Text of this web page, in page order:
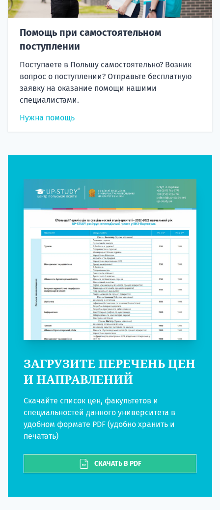
Помощь при самостоятельном
поступлении
Поступаете в Польшу самостоятельно? Возник
вопрос о поступлении? Отправьте бесплатную
заявку на оказание помощи нашими
специалистами.
Нужна помощь
ЗАГРУЗИТЕ ПЕРЕЧЕНЬ ЦЕН
И НАПРАВЛЕНИЙ
Скачайте список цен, факультетов и
специальностей данного университета в
удобном формате PDF (удобно хранить и
печатать)
СКАЧАТЬ В PDF